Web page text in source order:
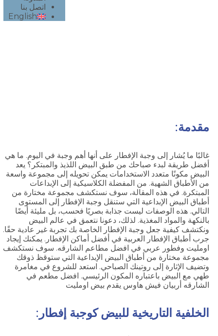
اتصل بنا
English
مقدمة:
غالبًا ما يُشار إلى وجبة الإفطار على أنها أهم وجبة في اليوم. ما هي
أفضل طريقة لبدء صباحك من طبق البيض اللذيذ والمبتكر؟ يعد
البيض مكونًا متعدد الاستخدامات يمكن تحويله إلى مجموعة واسعة
من الأطباق الشهية. من المفضلة الكلاسيكية إلى الإبداعات
المبتكرة. في هذه المقالة، سوف نستكشف مجموعة مختارة من
أطباق البيض الإبداعية التي ستنقل وجبة الإفطار إلى المستوى
التالي. هذه الوصفات ليست جذابة بصريًا فحسب، بل مليئة أيضًا
بالنكهة والمواد المغذية. لذلك، دعونا نتعمق في عالم البيض
ونكتشف كيفية جعل وجبة الإفطار الخاصة بك تجربة غير عادية حقًا.
جرب أطباق الإفطار العربية في أفضل أماكن الإفطار. يمكنك إيجاد
اومليت وفطور عربي في افضل مطاعم الشارقه. سوف نستكشف
مجموعة مختارة من أطباق البيض الإبداعية التي ستوقظ ذوقك
وتضيف الإثارة إلى روتينك الصباحي. استعد للشروع في مغامرة
طهي مع البيض باعتباره المكون الرئيسي. افضل مطعم في
الشارقه أربيان فيش هاوس يقدم بيض اومليت
الخلفية التاريخية للبيض كوجبة إفطار: